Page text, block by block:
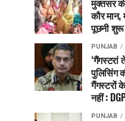
मुक्तसर
कौर
पूछनी
PUNJAB
‘गैंगस्टरां
पुलिसिंग
गैंगस्टरों
नहीं :
PUNJAB